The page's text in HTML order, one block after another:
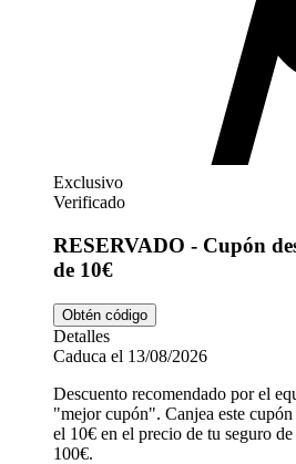
Exclusivo
Verificado
RESERVADO - Cupón
de 10€
Obtén código
Detalles
Caduca el 13/08/2026
Descuento recomendado por el
"mejor cupón". Canjea este
el 10€ en el precio de tu seguro
100€.